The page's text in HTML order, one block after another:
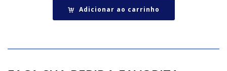
Adicionar ao carrinho